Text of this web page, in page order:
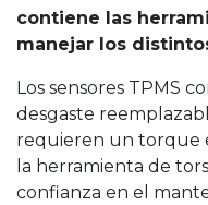
contiene las
manejar los
Los sensores TPMS
desgaste
requieren un torque
la herramienta de
confianza en el